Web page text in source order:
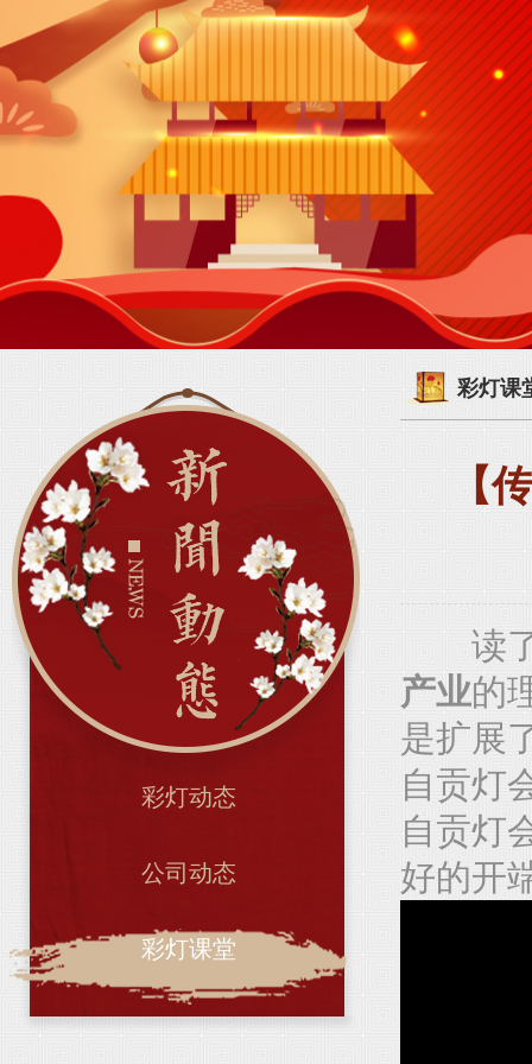
彩灯动态
公司动态
彩灯课堂
彩灯课
【
读了
产业的
是扩展
自贡灯
自贡灯
好的开